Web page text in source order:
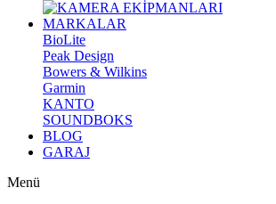
MARKALAR
BioLite
Peak Design
Bowers & Wilkins
Garmin
KANTO
SOUNDBOKS
BLOG
GARAJ
Menü